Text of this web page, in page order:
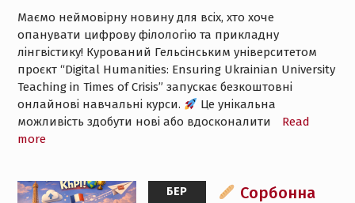
Маємо неймовірну новину для всіх, хто хоче
опанувати цифрову філологію та прикладну
лінгвістику! Курований Гельсінським університетом
проєкт “Digital Humanities: Ensuring Ukrainian University
Teaching in Times of Crisis” запускає безкоштовні
онлайнові навчальні курси.
Це унікальна
можливість здобути нові або вдосконалити
Read
more
БЕР
Сорбонна